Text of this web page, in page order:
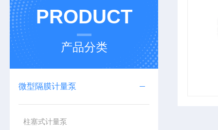
PRODUCT
产品分类
微型隔膜计量泵
柱塞式计量泵